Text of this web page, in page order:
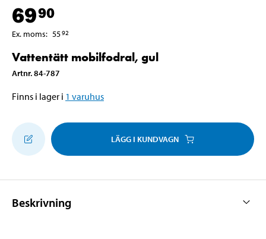
6990
Ex. moms: 5592
Vattentätt mobilfodral, gul
Artnr.84-787
Finns i lager i 1 varuhus
LÄGG I KUNDVAGN
Beskrivning